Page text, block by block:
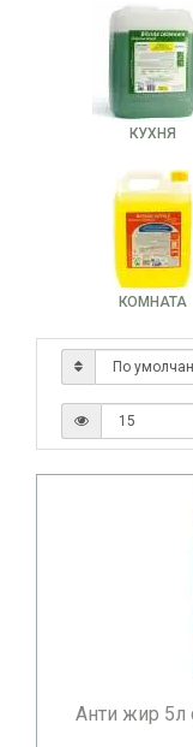
КУХНЯ
КОМНАТА
Анти жир 5л